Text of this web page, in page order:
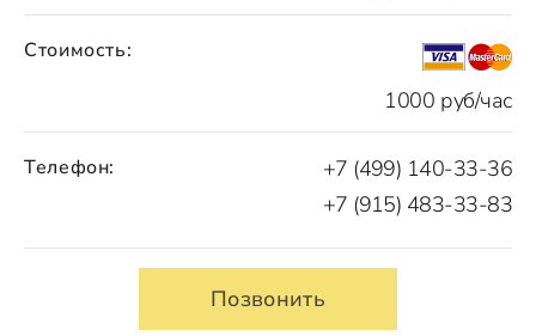
Стоимость:
1000 руб/час
Телефон:
+7 (499) 140-33-36
+7 (915) 483-33-83
Позвонить